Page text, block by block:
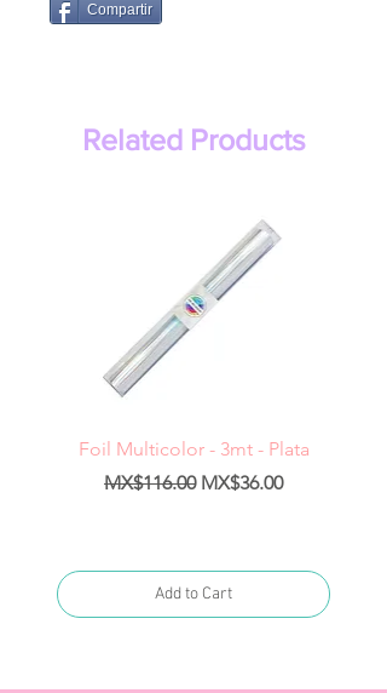
Compartir
Related Products
Foil Multicolor - 3mt - Plata
Regular Price
MX$116.00 Sale Price
MX$36.00
Add to Cart